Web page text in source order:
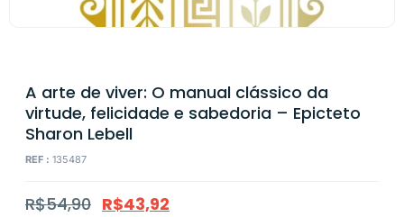
A arte de viver: O manual clássico da
virtude, felicidade e sabedoria – Epicteto
Sharon Lebell
REF : 135487
R$54,90 R$43,92